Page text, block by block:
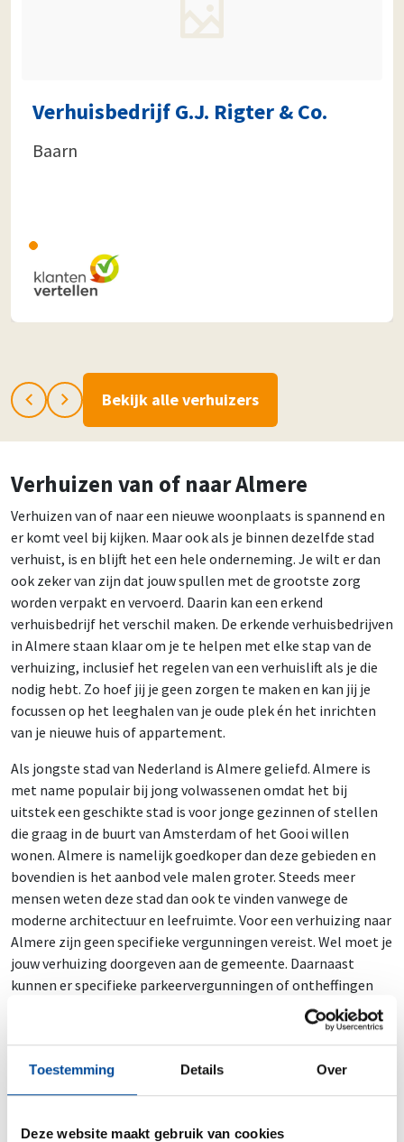
Toestemming Details Over
Deze website maakt gebruik van cookies
Verhuisbedrijf G.J. Rigter & Co.
Baarn
Bekijk alle verhuizers
Verhuizen van of naar Almere
Verhuizen van of naar een nieuwe woonplaats is spannend en
er komt veel bij kijken. Maar ook als je binnen dezelfde stad
verhuist, is en blijft het een hele onderneming. Je wilt er dan
ook zeker van zijn dat jouw spullen met de grootste zorg
worden verpakt en vervoerd. Daarin kan een erkend
verhuisbedrijf het verschil maken. De erkende verhuisbedrijven
in Almere staan klaar om je te helpen met elke stap van de
verhuizing, inclusief het regelen van een verhuislift als je die
nodig hebt. Zo hoef jij je geen zorgen te maken en kan jij je
focussen op het leeghalen van je oude plek én het inrichten
van je nieuwe huis of appartement.
Als jongste stad van Nederland is Almere geliefd. Almere is
met name populair bij jong volwassenen omdat het bij
uitstek een geschikte stad is voor jonge gezinnen of stellen
die graag in de buurt van Amsterdam of het Gooi willen
wonen. Almere is namelijk goedkoper dan deze gebieden en
bovendien is het aanbod vele malen groter. Steeds meer
mensen weten deze stad dan ook te vinden vanwege de
moderne architectuur en leefruimte. Voor een verhuizing naar
Almere zijn geen specifieke vergunningen vereist. Wel moet je
jouw verhuizing doorgeven aan de gemeente. Daarnaast
kunnen er specifieke parkeervergunningen of ontheffingen
nodig zijn als je in bepaalde gebieden wilt parkeren tijdens de
Tip: bekijk dewebsite van de gemeente Almere
, zo weet je